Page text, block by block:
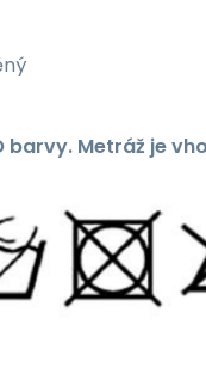
barvy. Metráž je